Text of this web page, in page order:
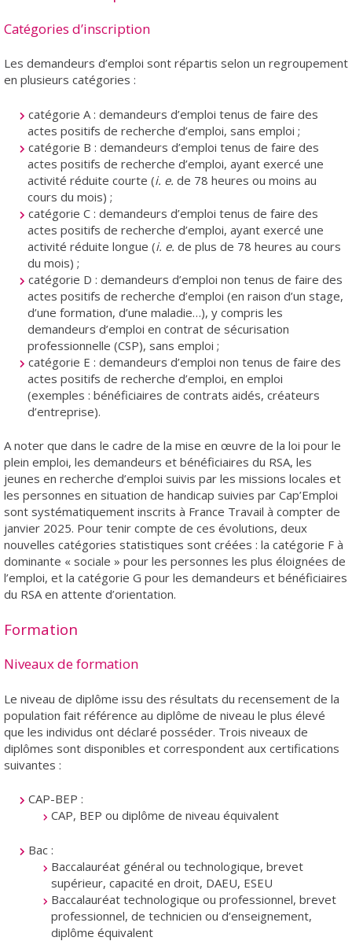
Catégories d’inscription
Les demandeurs d’emploi sont répartis selon un regroupement
en plusieurs catégories :
catégorie A : demandeurs d’emploi tenus de faire des
actes positifs de recherche d’emploi, sans emploi ;
catégorie B : demandeurs d’emploi tenus de faire des
actes positifs de recherche d’emploi, ayant exercé une
activité réduite courte (i. e. de 78 heures ou moins au
cours du mois) ;
catégorie C : demandeurs d’emploi tenus de faire des
actes positifs de recherche d’emploi, ayant exercé une
activité réduite longue (i. e. de plus de 78 heures au cours
du mois) ;
catégorie D : demandeurs d’emploi non tenus de faire des
actes positifs de recherche d’emploi (en raison d’un stage,
d’une formation, d’une maladie…), y compris les
demandeurs d’emploi en contrat de sécurisation
professionnelle (CSP), sans emploi ;
catégorie E : demandeurs d’emploi non tenus de faire des
actes positifs de recherche d’emploi, en emploi
(exemples : bénéficiaires de contrats aidés, créateurs
d’entreprise).
A noter que dans le cadre de la mise en œuvre de la loi pour le
plein emploi, les demandeurs et bénéficiaires du RSA, les
jeunes en recherche d’emploi suivis par les missions locales et
les personnes en situation de handicap suivies par Cap’Emploi
sont systématiquement inscrits à France Travail à compter de
janvier 2025. Pour tenir compte de ces évolutions, deux
nouvelles catégories statistiques sont créées : la catégorie F à
dominante « sociale » pour les personnes les plus éloignées de
l’emploi, et la catégorie G pour les demandeurs et bénéficiaires
du RSA en attente d’orientation.
Formation
Niveaux de formation
Le niveau de diplôme issu des résultats du recensement de la
population fait référence au diplôme de niveau le plus élevé
que les individus ont déclaré posséder. Trois niveaux de
diplômes sont disponibles et correspondent aux certifications
suivantes :
CAP-BEP :
CAP, BEP ou diplôme de niveau équivalent
Bac :
Baccalauréat général ou technologique, brevet
supérieur, capacité en droit, DAEU, ESEU
Baccalauréat technologique ou professionnel, brevet
professionnel, de technicien ou d’enseignement,
diplôme équivalent